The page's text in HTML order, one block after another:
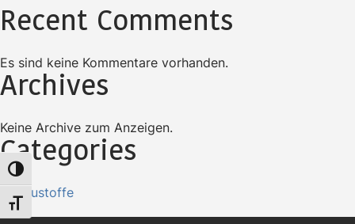
Umschalten auf hohe Kontraste
Schrift vergrößern
Recent Comments
Es sind keine Kommentare vorhanden.
Archives
Keine Archive zum Anzeigen.
Categories
Baustoffe